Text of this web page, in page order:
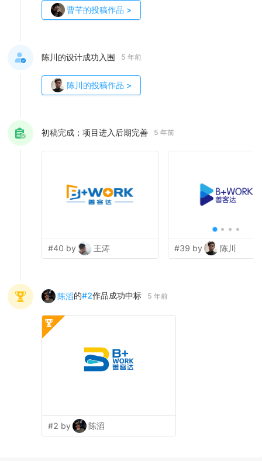
曹芊的投稿作品 >
陈川的设计成功入围 5 年前
陈川的投稿作品 >
初稿完成；项目进入后期完善 5 年前
#40 by 王涛 #39 by 陈川
陈滔的#2作品成功中标 5 年前
#2 by 陈滔